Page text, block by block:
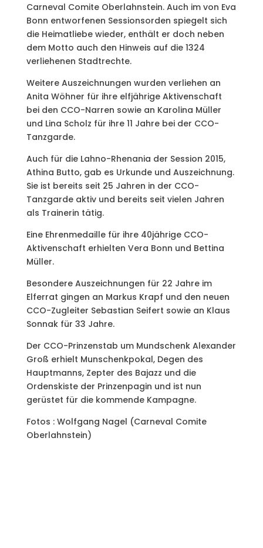
Carneval Comite Oberlahnstein. Auch im von Eva
Bonn entworfenen Sessionsorden spiegelt sich
die Heimatliebe wieder, enthält er doch neben
dem Motto auch den Hinweis auf die 1324
verliehenen Stadtrechte.
Weitere Auszeichnungen wurden verliehen an
Anita Wöhner für ihre elfjährige Aktivenschaft
bei den CCO-Narren sowie an Karolina Müller
und Lina Scholz für ihre 11 Jahre bei der CCO-
Tanzgarde.
Auch für die Lahno-Rhenania der Session 2015,
Athina Butto, gab es Urkunde und Auszeichnung.
Sie ist bereits seit 25 Jahren in der CCO-
Tanzgarde aktiv und bereits seit vielen Jahren
als Trainerin tätig.
Eine Ehrenmedaille für ihre 40jährige CCO-
Aktivenschaft erhielten Vera Bonn und Bettina
Müller.
Besondere Auszeichnungen für 22 Jahre im
Elferrat gingen an Markus Krapf und den neuen
CCO-Zugleiter Sebastian Seifert sowie an Klaus
Sonnak für 33 Jahre.
Der CCO-Prinzenstab um Mundschenk Alexander
Groß erhielt Munschenkpokal, Degen des
Hauptmanns, Zepter des Bajazz und die
Ordenskiste der Prinzenpagin und ist nun
gerüstet für die kommende Kampagne.
Fotos : Wolfgang Nagel (Carneval Comite
Oberlahnstein)